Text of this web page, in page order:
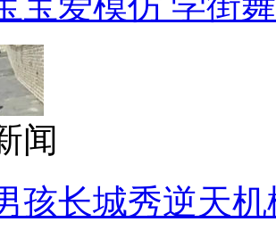
闻
孩长城秀逆天机